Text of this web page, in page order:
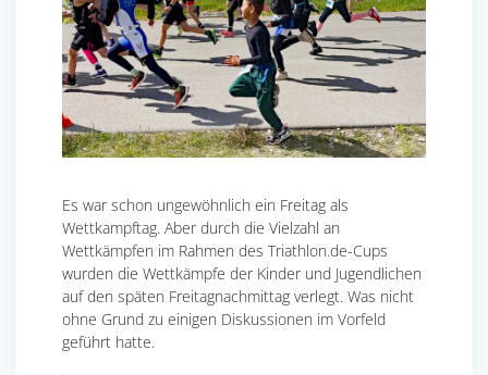
Es war schon ungewöhnlich ein Freitag als
Wettkampftag. Aber durch die Vielzahl an
Wettkämpfen im Rahmen des Triathlon.de-Cups
wurden die Wettkämpfe der Kinder und Jugendlichen
auf den späten Freitagnachmittag verlegt. Was nicht
ohne Grund zu einigen Diskussionen im Vorfeld
geführt hatte.